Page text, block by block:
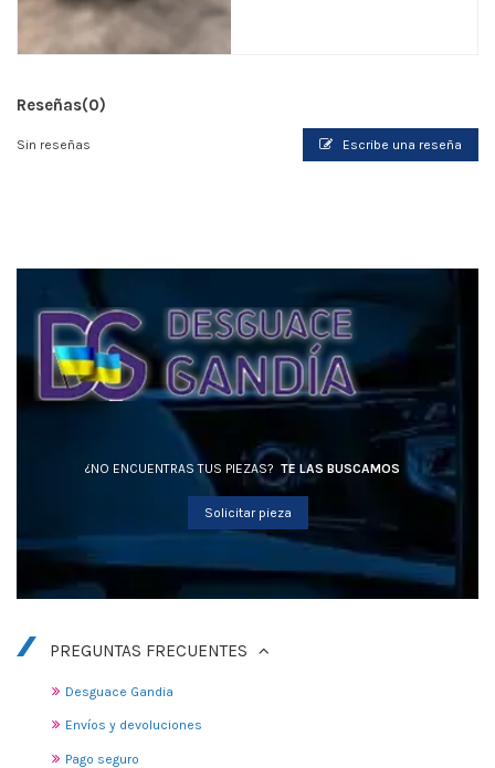
Reseñas(0)
Sin reseñas Escribe una reseña
¿NO ENCUENTRAS TUS PIEZAS? TE LAS BUSCAMOS
Solicitar pieza
PREGUNTAS FRECUENTES
Desguace Gandia
Envíos y devoluciones
Pago seguro